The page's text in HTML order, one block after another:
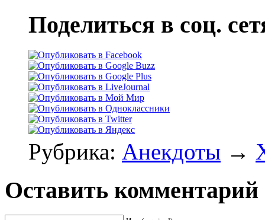
Поделиться в соц.
Рубрика: Анекдоты →
Оставить комментарий